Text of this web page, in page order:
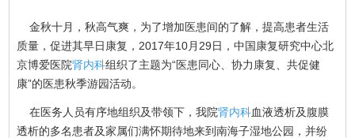
金秋十月，秋高气爽，为了增加医患间的了解，提高患者生活
质量，促进其早日康复，2017年10月29日，中国康复研究中心北
京博爱医院肾内科组织了主题为“医患同心、协力康复、共促健
康”的医患秋季游园活动。
在医务人员有序地组织及带领下，我院肾内科血液透析及腹膜
透析的多名患者及家属们满怀期待地来到南海子湿地公园，并纷